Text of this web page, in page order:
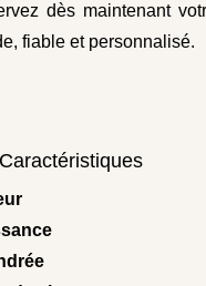
dès maintenant
fiable et personnalisé.
Caractéristiques